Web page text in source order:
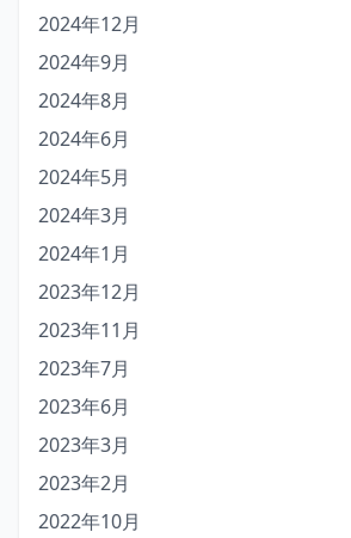
2024年12月
2024年9月
2024年8月
2024年6月
2024年5月
2024年3月
2024年1月
2023年12月
2023年11月
2023年7月
2023年6月
2023年3月
2023年2月
2022年10月